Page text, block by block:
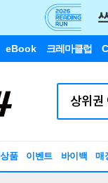
eBook 크레마클럽
품 이벤트 바이백 매